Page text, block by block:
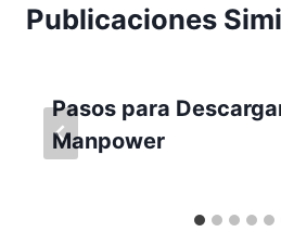
Publicaciones
Pasos para
Manpower